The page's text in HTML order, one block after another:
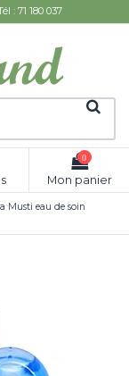
: 71 180 037
0
Mon panier
Musti eau de soin